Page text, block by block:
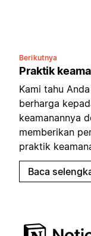
Berikutnya
Praktik
Kami tahu
berharga
keamanannya
memberikan
praktik
Baca